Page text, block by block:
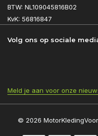
BTW: NL109045816B02
KvK: 56816847
Volg ons op sociale
Meld je aan voor onze
© 2026